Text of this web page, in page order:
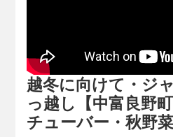
越冬に向けて・ジ
っ越し【中富良野
チューバー・秋野